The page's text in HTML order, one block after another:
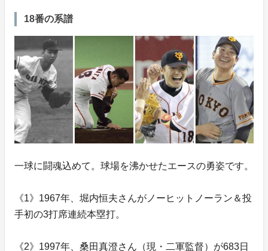
18番の系譜
一球に闘魂込めて。球場を沸かせたエースの勇姿です。
《1》1967年、堀内恒夫さんがノーヒットノーラン＆投
手初の3打席連続本塁打。
《2》1997年、桑田真澄さん（現・二軍監督）が683日